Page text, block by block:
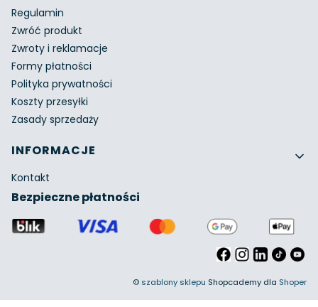
Regulamin
Zwróć produkt
Zwroty i reklamacje
Formy płatności
Polityka prywatności
Koszty przesyłki
Zasady sprzedaży
INFORMACJE
Kontakt
Bezpieczne płatności
© szablony sklepu Shopcademy dla Shoper